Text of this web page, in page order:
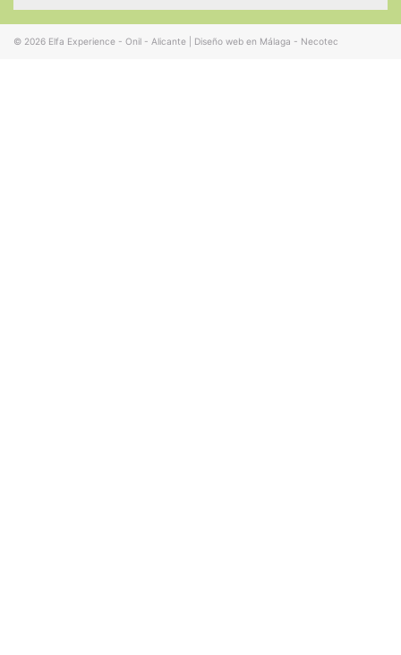
© 2026 Elfa Experience - Onil - Alicante Diseño web en Málaga - Necotec